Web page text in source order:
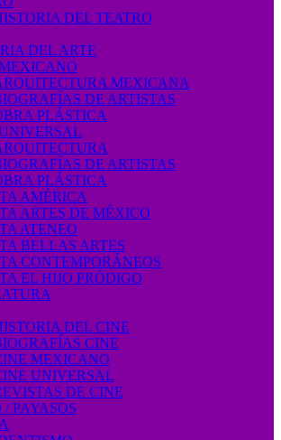
DEL TEATRO
DEL ARTE
MEXICANA
DE ARTISTAS
PLÁSTICA
DE ARTISTAS
PLÁSTICA
AMÉRICA
ARTES DE MÉXICO
ATENEO
BELLAS ARTES
CONTEMPORÁNEOS
EL HIJO PRÓDIGO
DEL CINE
CINE
MEXICANO
UNIVERSAL
DE CINE
/ PAYASOS